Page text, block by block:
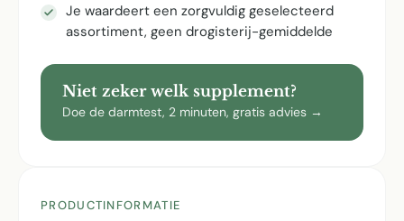
Je waardeert een zorgvuldig geselecteerd
assortiment, geen drogisterij-gemiddelde
Niet zeker welk supplement?
Doe de darmtest, 2 minuten, gratis advies →
PRODUCTINFORMATIE